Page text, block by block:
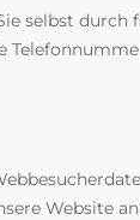
selbst
Website